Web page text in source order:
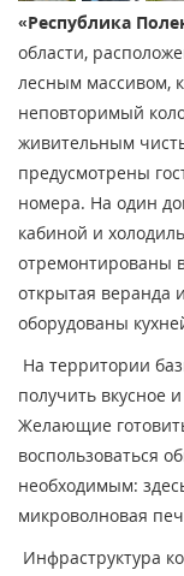
«Республика
области,
лесным массивом,
неповторимый
живительным
предусмотрены
номера. На один
кабиной и
отремонтированы
открытая веранда
оборудованы
На территории
получить вкусное
Желающие
воспользоваться
необходимым:
микроволновая
Инфраструктура